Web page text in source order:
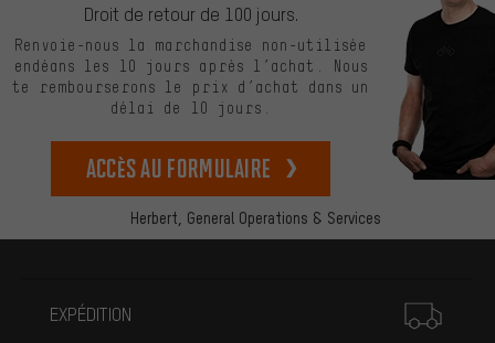
Herbert, General Operations & Services
Droit de retour de 100 jours.
Renvoie-nous la marchandise non-utilisée
endéans les 10 jours après l’achat. Nous
te rembourserons le prix d’achat dans un
délai de 10 jours.
Accès au formulaire
EXPÉDITION